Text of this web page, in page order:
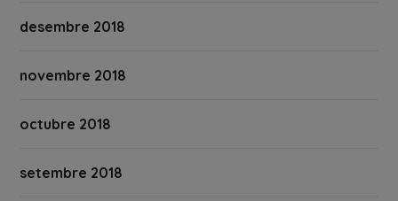
desembre 2018
novembre 2018
octubre 2018
setembre 2018